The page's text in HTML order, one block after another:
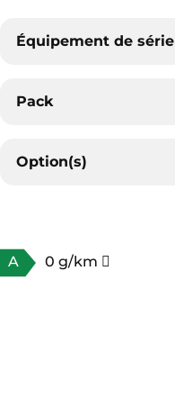
Équipement de série
Pack
Option(s)
A 0 g/km